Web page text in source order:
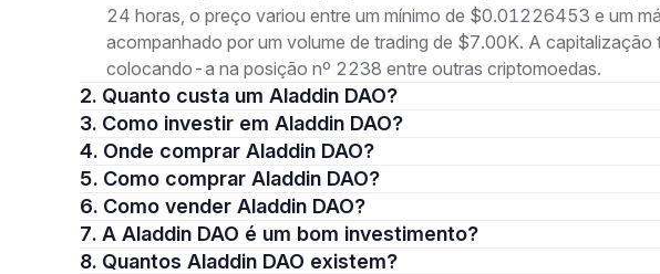
24 horas, o preço variou entre um mínimo de $0.01226453 e um
acompanhado por um volume de trading de $7.00K. A
colocando-a na posição nº 2238 entre outras criptomoedas.
2. Quanto custa um Aladdin DAO?
3. Como investir em Aladdin DAO?
4. Onde comprar Aladdin DAO?
5. Como comprar Aladdin DAO?
6. Como vender Aladdin DAO?
7. A Aladdin DAO é um bom investimento?
8. Quantos Aladdin DAO existem?